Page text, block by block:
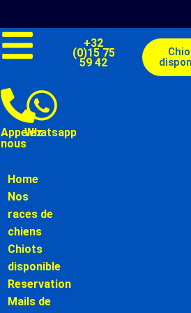
Appelez-
nous
Whatsapp
Home
Nos
races de
chiens
Chiots
disponible
Reservation
Mails de
+32
(0)15 75
59 42